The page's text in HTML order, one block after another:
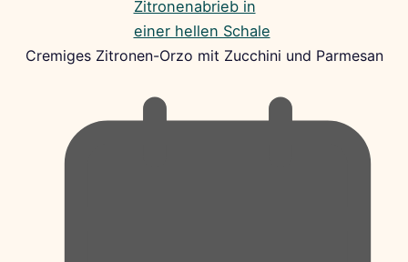
Cremiges Zitronen-Orzo mit Zucchini und Parmesan